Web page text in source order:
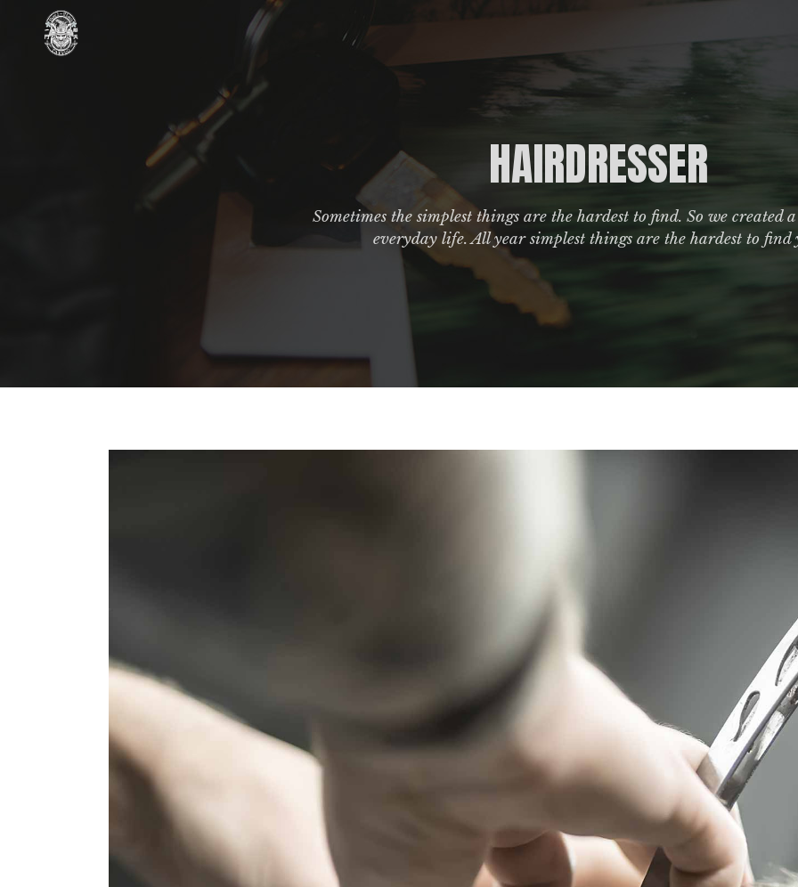
HAIRDRESSER
Sometimes the simplest things are the hardest to find. So we created
everyday life. All year simplest things are the hardest to find